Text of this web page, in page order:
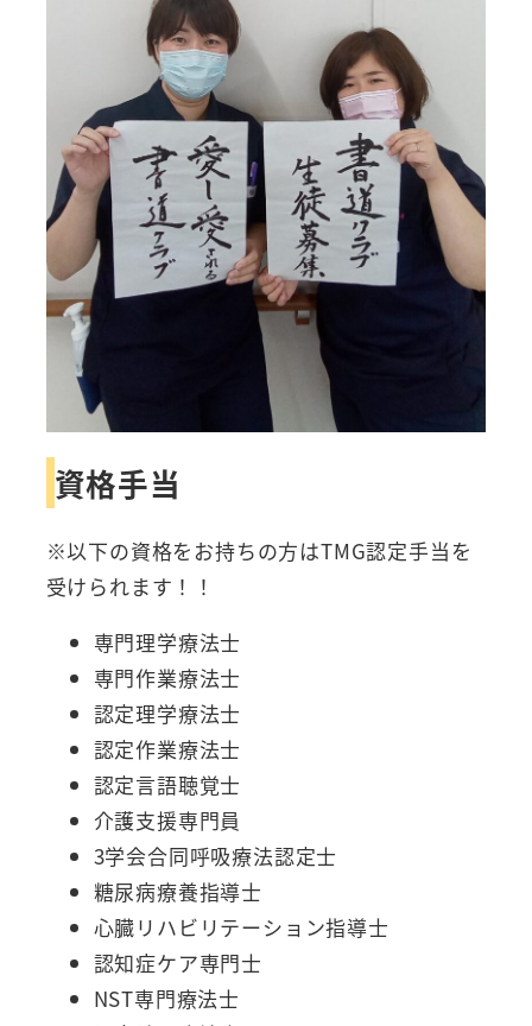
資格手当
※以下の資格をお持ちの方はTMG認定手当を
受けられます！！
専門理学療法士
専門作業療法士
認定理学療法士
認定作業療法士
認定言語聴覚士
介護支援専門員
3学会合同呼吸療法認定士
糖尿病療養指導士
心臓リハビリテーション指導士
認知症ケア専門士
NST専門療法士